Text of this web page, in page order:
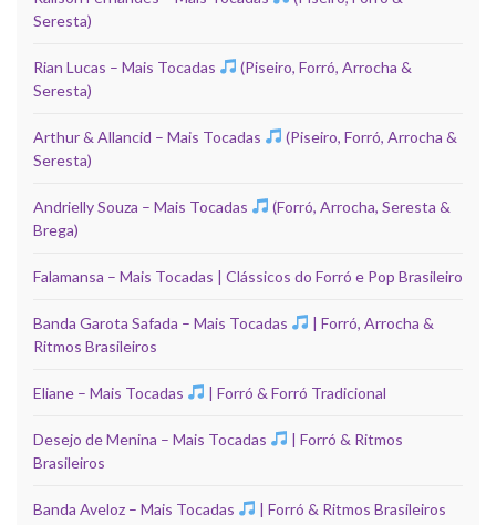
Seresta)
Rian Lucas – Mais Tocadas
(Piseiro, Forró, Arrocha &
Seresta)
Arthur & Allancid – Mais Tocadas
(Piseiro, Forró, Arrocha &
Seresta)
Andrielly Souza – Mais Tocadas
(Forró, Arrocha, Seresta &
Brega)
Falamansa – Mais Tocadas | Clássicos do Forró e Pop Brasileiro
Banda Garota Safada – Mais Tocadas
| Forró, Arrocha &
Ritmos Brasileiros
Eliane – Mais Tocadas | Forró & Forró Tradicional
Desejo de Menina – Mais Tocadas
| Forró & Ritmos
Brasileiros
Banda Aveloz – Mais Tocadas | Forró & Ritmos Brasileiros